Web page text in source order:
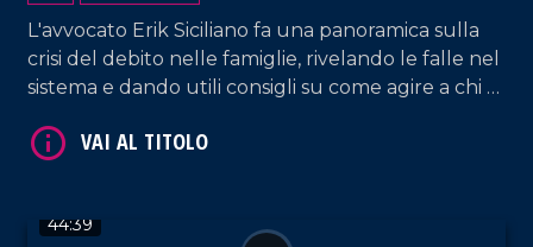
L'avvocato Erik Siciliano fa una panoramica sulla
crisi del debito nelle famiglie, rivelando le falle nel
sistema e dando utili consigli su come agire a chi è
44:39